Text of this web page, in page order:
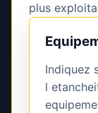
plus
Indiquez
l